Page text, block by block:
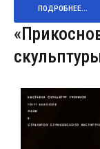
ПОДРОБНЕЕ...